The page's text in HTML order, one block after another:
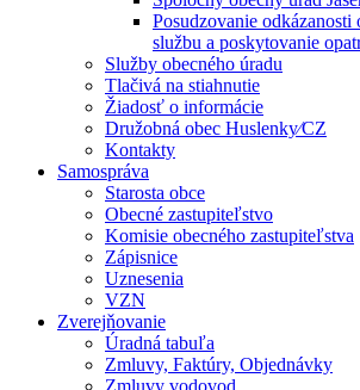
Posudzovanie odkázanosti
službu a poskytovanie
Služby obecného úradu
Tlačivá na stiahnutie
Žiadosť o informácie
Družobná obec Huslenky⁄CZ
Kontakty
Samospráva
Starosta obce
Obecné zastupiteľstvo
Komisie obecného zastupiteľstva
Zápisnice
Uznesenia
VZN
Zverejňovanie
Úradná tabuľa
Zmluvy, Faktúry, Objednávky
Zmluvy vodovod